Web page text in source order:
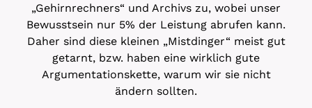
„Gehirnrechners“ und Archivs zu, wobei unser
Bewusstsein nur 5% der Leistung abrufen kann.
Daher sind diese kleinen „Mistdinger“ meist gut
getarnt, bzw. haben eine wirklich gute
Argumentationskette, warum wir sie nicht
ändern sollten.